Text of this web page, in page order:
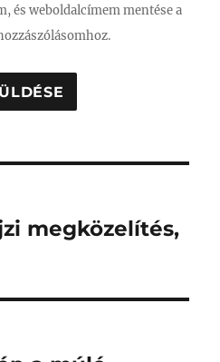
és weboldalcímem mentése a
megközelítés,